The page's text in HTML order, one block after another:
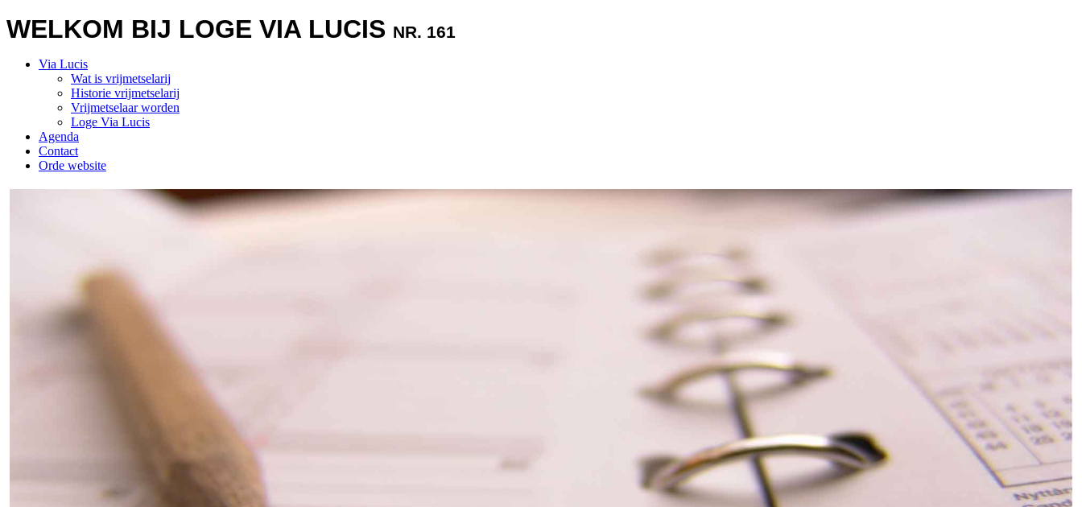
WELKOM BIJ LOGE VIA LUCIS NR. 161
Via Lucis
Wat is vrijmetselarij
Historie vrijmetselarij
Vrijmetselaar worden
Loge Via Lucis
Agenda
Contact
Orde website